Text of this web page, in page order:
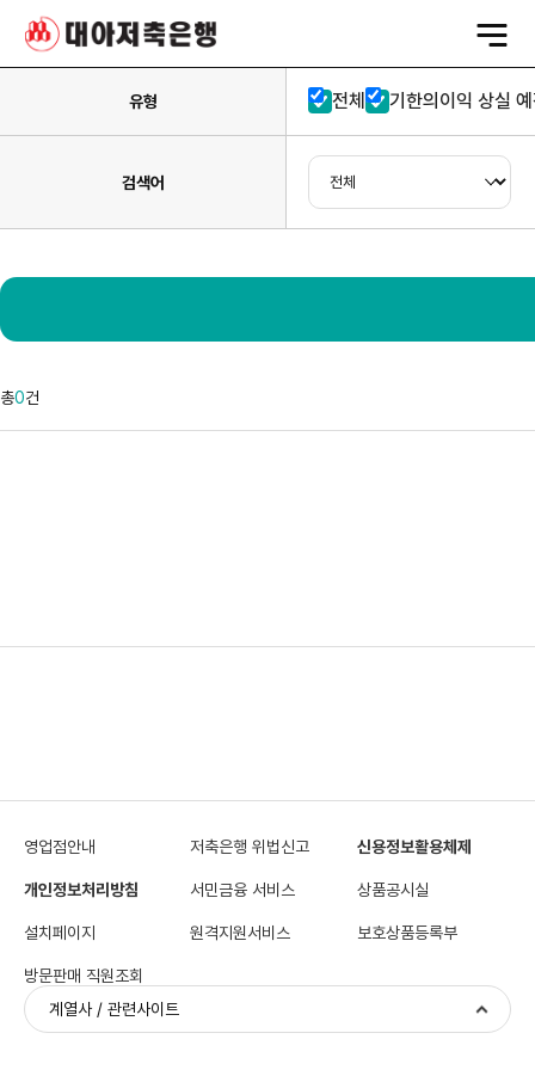
전
체
기
유형 전체 기한의이익 상실
검색어
총0건
영업점안내 저축은행 위법신고 신용정보활용체제
개인정보처리방침 서민금융 서비스 상품공시실
설치페이지 원격지원서비스 보호상품등록부
방문판매 직원조회
계열사 / 관련사이트